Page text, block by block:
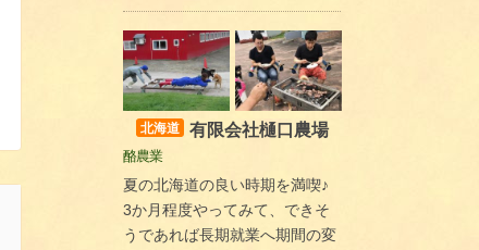
北海道 有限会社樋口農場
酪農業
夏の北海道の良い時期を満喫♪
3か月程度やってみて、できそ
うであれば長期就業へ期間の変